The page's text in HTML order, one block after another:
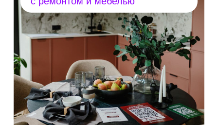
80+ участников
дизайнеры интерьеров
и ландшафта
производители и поставщики
застройщики